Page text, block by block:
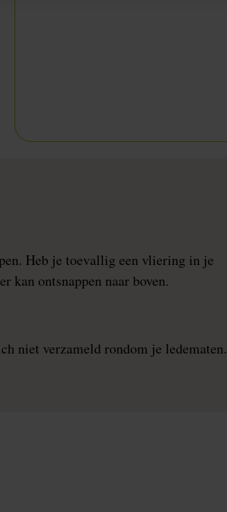
Heb je toevallig een vliering in je
kan ontsnappen naar boven.
niet verzameld rondom je ledematen.